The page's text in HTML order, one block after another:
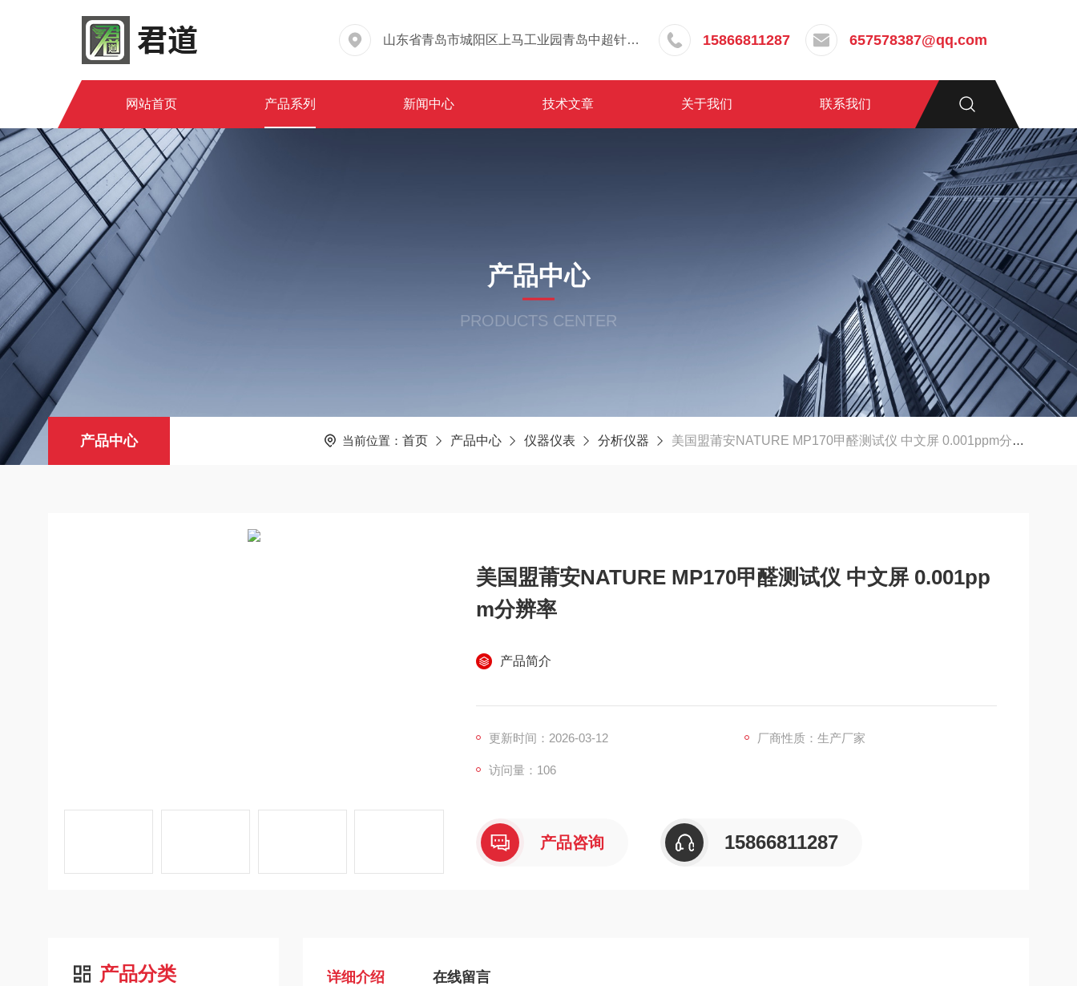
山东省青岛市城阳区上马工业园青岛中超针织有限公司院内东办公楼三层 15866811287 657578387@qq.com
网站首页 产品系列 新闻中心 技术文章 关于我们 联系我们
产品中心
PRODUCTS CENTER
产品中心 当前位置： 首页 产品中心 仪器仪表 分析仪器 美国盟莆安NATURE MP170甲醛测试仪 中文屏 0.001ppm分辨率
美国盟莆安NATURE MP170甲醛测试仪 中文屏 0.001pp
m分辨率
产品简介
更新时间：2026-03-12 厂商性质：生产厂家
访问量：106
产品咨询 15866811287
产品分类 详细介绍 在线留言